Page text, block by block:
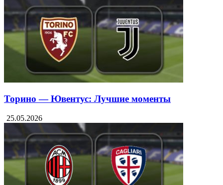
Торино — Ювентус: Лучшие моменты
25.05.2026